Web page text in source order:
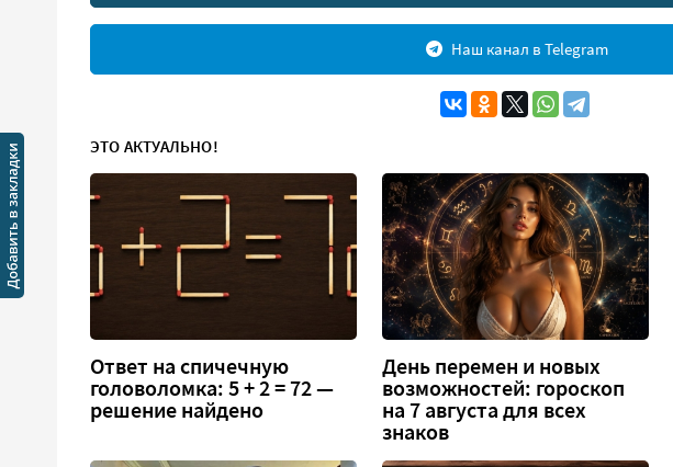
Наш канал в Telegram
ЭТО АКТУАЛЬНО!
Ответ на спичечную
головоломка: 5 + 2 = 72 —
решение найдено
День перемен и новых
возможностей: гороскоп
на 7 августа для всех
знаков